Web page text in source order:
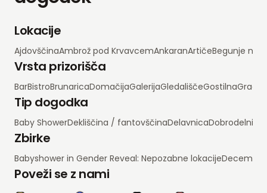
Lokacije
AjdovščinaAmbrož pod KrvavcemAnkaranArtičeBegunje na
Vrsta prizorišča
BarBistroBrunaricaDomačijaGalerijaGledališčeGostilnaGrad
Tip dogodka
Baby ShowerDekliščina / fantovščinaDelavnicaDobrodelni
Zbirke
Babyshower in Gender Reveal: Nepozabne lokacije
Poveži se z nami